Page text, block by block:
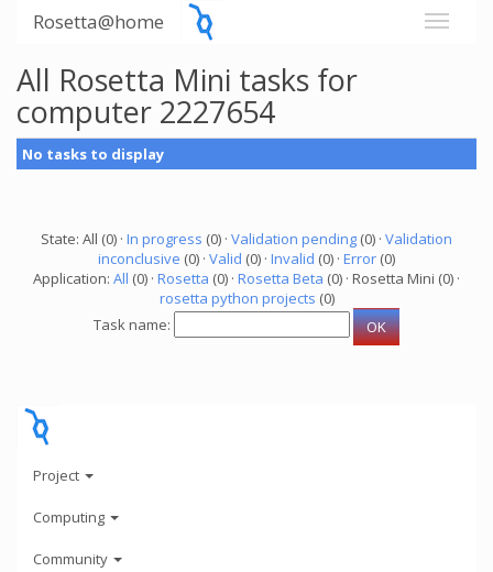
Rosetta@home
All Rosetta Mini tasks for
computer 2227654
No tasks to display
State: All (0) · In progress (0) · Validation pending (0) · Validation
inconclusive (0) · Valid (0) · Invalid (0) · Error (0)
Application: All (0) · Rosetta (0) · Rosetta Beta (0) · Rosetta Mini (0) ·
rosetta python projects (0)
Task name:
Project
Computing
Community